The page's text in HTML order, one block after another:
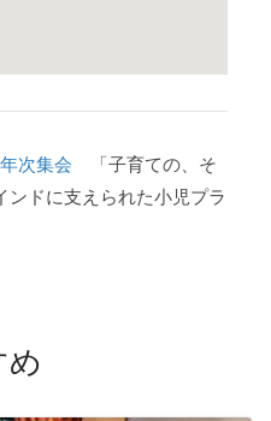
次集会 「子育ての、そ
ドに支えられた小児プラ